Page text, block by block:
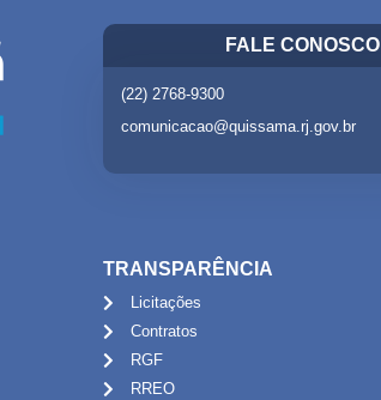
FALE CONOSCO
(22) 2768-9300
comunicacao@quissama.rj.gov.br
TRANSPARÊNCIA
Licitações
Contratos
RGF
RREO